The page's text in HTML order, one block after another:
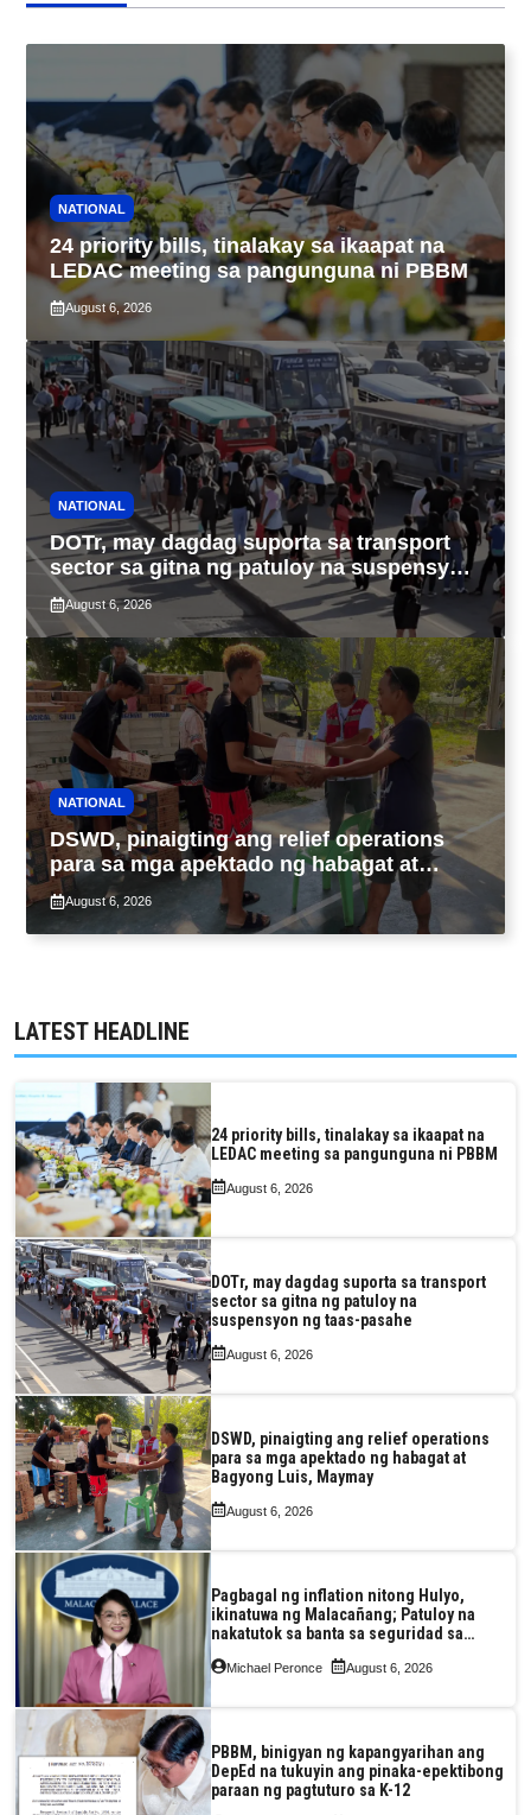
NATIONAL
24 priority bills, tinalakay sa ikaapat na
LEDAC meeting sa pangunguna ni PBBM
August 6, 2026
NATIONAL
DOTr, may dagdag suporta sa transport
sector sa gitna ng patuloy na suspensyon
ng taas-pasahe
August 6, 2026
NATIONAL
DSWD, pinaigting ang relief operations
para sa mga apektado ng habagat at
Bagyong Luis, Maymay
August 6, 2026
LATEST HEADLINE
24 priority bills, tinalakay sa ikaapat na
LEDAC meeting sa pangunguna ni PBBM
August 6, 2026
DOTr, may dagdag suporta sa transport
sector sa gitna ng patuloy na
suspensyon ng taas-pasahe
August 6, 2026
DSWD, pinaigting ang relief operations
para sa mga apektado ng habagat at
Bagyong Luis, Maymay
August 6, 2026
Pagbagal ng inflation nitong Hulyo,
ikinatuwa ng Malacañang; Patuloy na
nakatutok sa banta sa seguridad sa
pagkain, enerhiya
Michael Peronce August 6, 2026
PBBM, binigyan ng kapangyarihan ang
DepEd na tukuyin ang pinaka-epektibong
paraan ng pagtuturo sa K-12